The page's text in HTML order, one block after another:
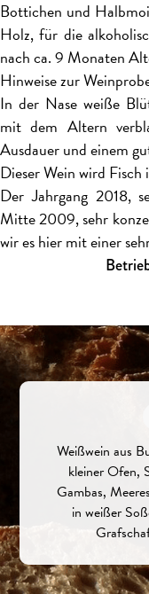
Bottichen und
Holz, für die
nach ca. 9 Monaten
Hinweise zur
In der Nase weiße
mit dem Altern
Ausdauer und einem
Dieser Wein wird Fisch
Der Jahrgang 2018,
Mitte 2009, sehr
wir es hier mit einer
Weißwein aus
kleiner Ofen,
Gambas,
in weißer